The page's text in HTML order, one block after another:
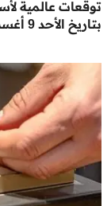
توقعات عالمية
بتاريخ الأحد 9 أغسطس 2026